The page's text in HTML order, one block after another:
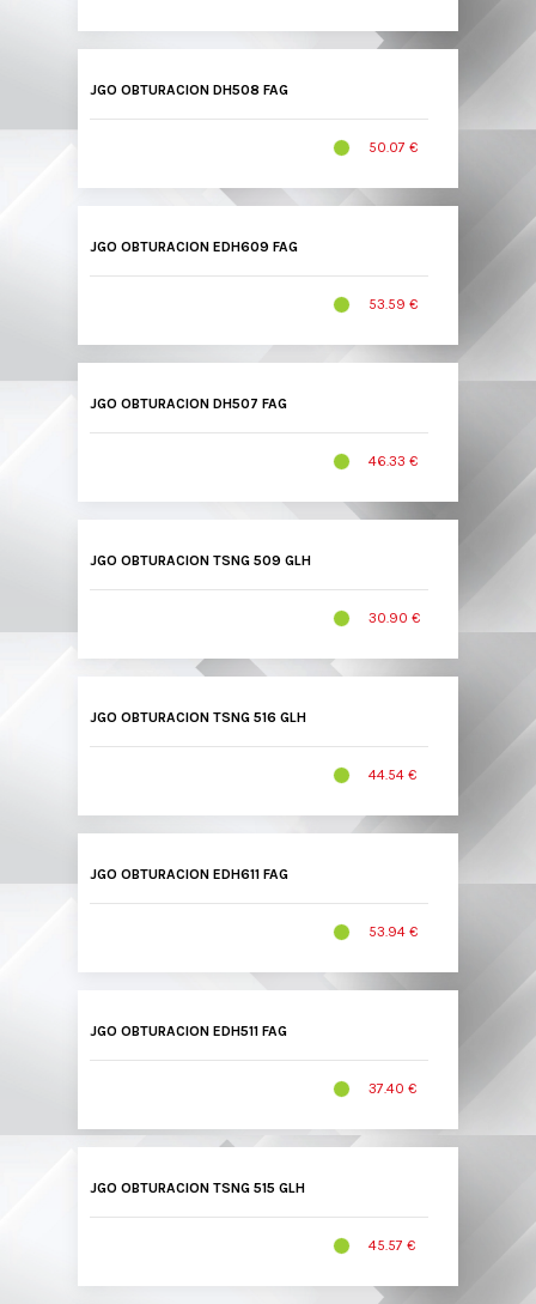
JGO OBTURACION DH508 FAG
50.07 €
JGO OBTURACION EDH609 FAG
53.59 €
JGO OBTURACION DH507 FAG
46.33 €
JGO OBTURACION TSNG 509 GLH
30.90 €
JGO OBTURACION TSNG 516 GLH
44.54 €
JGO OBTURACION EDH611 FAG
53.94 €
JGO OBTURACION EDH511 FAG
37.40 €
JGO OBTURACION TSNG 515 GLH
45.57 €